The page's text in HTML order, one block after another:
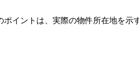
ポイントは、実際の物件所在地を示